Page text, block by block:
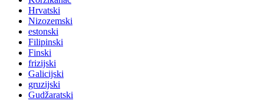
Hrvatski
Nizozemski
estonski
Filipinski
Finski
frizijski
Galicijski
gruzijski
Gudžaratski